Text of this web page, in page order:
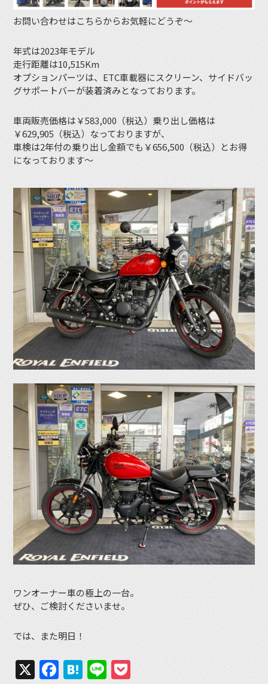
お問い合わせはこちらからお気軽にどうぞ〜
年式は2023年モデル
走行距離は10,515Km
オプションパーツは、ETC車載器にスクリーン、サイドバッ
グサポートバーが装着済みとなっております。
車両販売価格は￥583,000（税込）乗り出し価格は
￥629,905（税込）なっておりますが、
車検は2年付の乗り出し金額でも￥656,500（税込）とお得
になっております〜
ワンオーナー車の極上の一台。
ぜひ、ご検討くださいませ。
では、また明日！
X Facebook
Hatena
Line